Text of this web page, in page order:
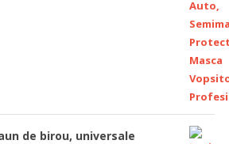
de birou, universale